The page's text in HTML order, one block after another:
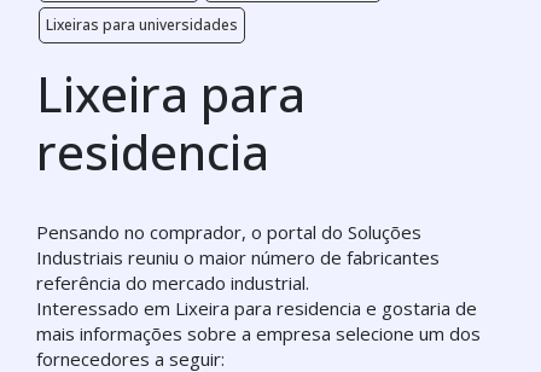
Lixeiras para universidades
Lixeira para
residencia
Pensando no comprador, o portal do Soluções
Industriais reuniu o maior número de fabricantes
referência do mercado industrial.
Interessado em Lixeira para residencia e gostaria de
mais informações sobre a empresa selecione um dos
fornecedores a seguir: